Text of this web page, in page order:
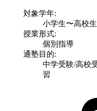
対象学年:
小学生〜高校生
授業形式:
個別指導
通塾目的:
中学受験/高校
習